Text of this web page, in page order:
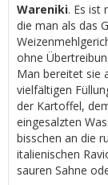
Wareniki. Es ist
die man als das
ohne
Man bereitet sie
vielfältigen
der Kartoffel,
eingesalzten
bisschen an die
italienischen
sauren Sahne